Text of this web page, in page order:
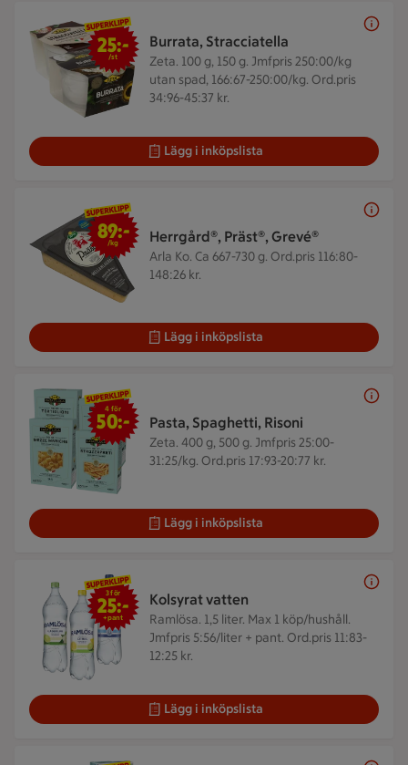
Burrata, Stracciatella
Zeta. 100 g, 150 g. Jmfpris 250:00/kg
utan spad, 166:67-250:00/kg. Ord.pris
34:96-45:37 kr.
25 kr/st
25:-
/st
Lägg i inköpslista
Herrgård®, Präst®, Grevé®
Arla Ko. Ca 667-730 g. Ord.pris 116:80-
148:26 kr.
89 kr/kg
89:-
/kg
Lägg i inköpslista
Pasta, Spaghetti, Risoni
Zeta. 400 g, 500 g. Jmfpris 25:00-
31:25/kg. Ord.pris 17:93-20:77 kr.
4 för 50 kr
4 för
50:-
Lägg i inköpslista
Kolsyrat vatten
Ramlösa. 1,5 liter. Max 1 köp/hushåll.
Jmfpris 5:56/liter + pant. Ord.pris 11:83-
12:25 kr.
3 för 25 kr
3 för
25:-
+pant
Lägg i inköpslista